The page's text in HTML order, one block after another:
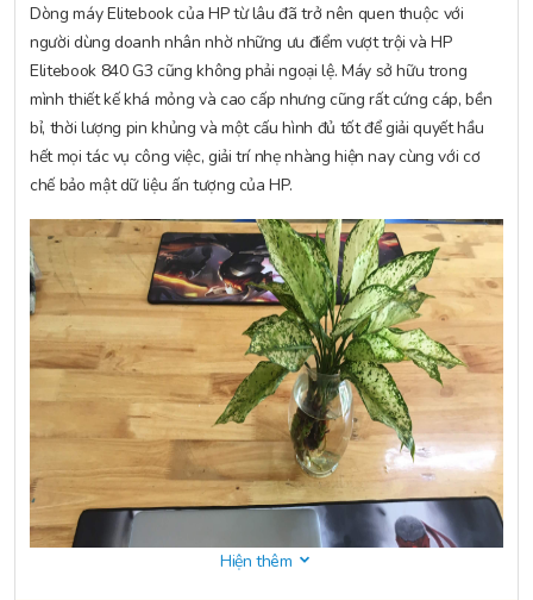
Dòng máy Elitebook của HP từ lâu đã trở nên quen thuộc với
người dùng doanh nhân nhờ những ưu điểm vượt trội và HP
Elitebook 840 G3 cũng không phải ngoại lệ. Máy sở hữu trong
mình thiết kế khá mỏng và cao cấp nhưng cũng rất cứng cáp, bền
bỉ, thời lượng pin khủng và một cấu hình đủ tốt để giải quyết hầu
hết mọi tác vụ công việc, giải trí nhẹ nhàng hiện nay cùng với cơ
chế bảo mật dữ liệu ấn tượng của HP.
Hiện thêm